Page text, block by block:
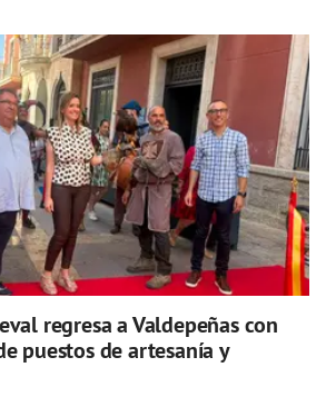
regresa a Valdepeñas con
puestos de artesanía y